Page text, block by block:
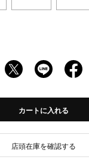
カートに入れる
店頭在庫を確認する